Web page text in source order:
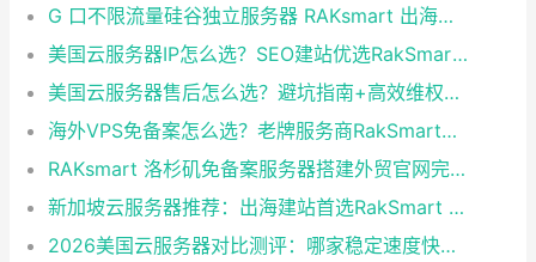
G 口不限流量硅谷独立服务器 RAKsmart 出海业务实测
美国云服务器IP怎么选？SEO建站优选RakSmart洛杉矶CN2 GIA
美国云服务器售后怎么选？避坑指南+高效维权技巧
海外VPS免备案怎么选？老牌服务商RakSmart省心建站全攻略
RAKsmart 洛杉矶免备案服务器搭建外贸官网完整方案
新加坡云服务器推荐：出海建站首选RakSmart 稳定高防性价比拉满
2026美国云服务器对比测评：哪家稳定速度快？首选RakSmart